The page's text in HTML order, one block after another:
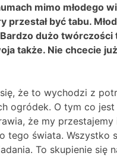
mimo młodego
przestał być tabu.
dużo twórczości
także. Nie chcecie
że to wychodzi z
ogródek. O tym co
że my przestajemy
tego świata. Wszystko
To skupienie się